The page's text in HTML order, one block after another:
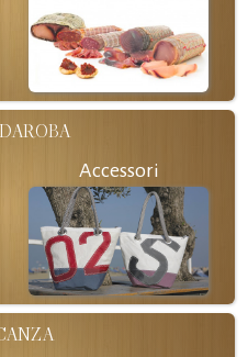
Accessori